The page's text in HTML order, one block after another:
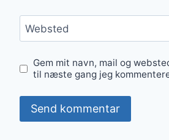
Websted
Gem mit navn, mail og
til næste gang jeg